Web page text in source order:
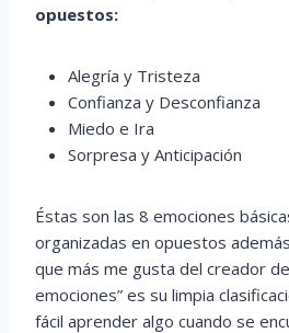
opuestos:
Alegría y Tristeza
Confianza y Desconfianza
Miedo e Ira
Sorpresa y Anticipación
Éstas son las 8 emociones
organizadas en opuestos
que más me gusta del creador
emociones” es su limpia
fácil aprender algo cuando se